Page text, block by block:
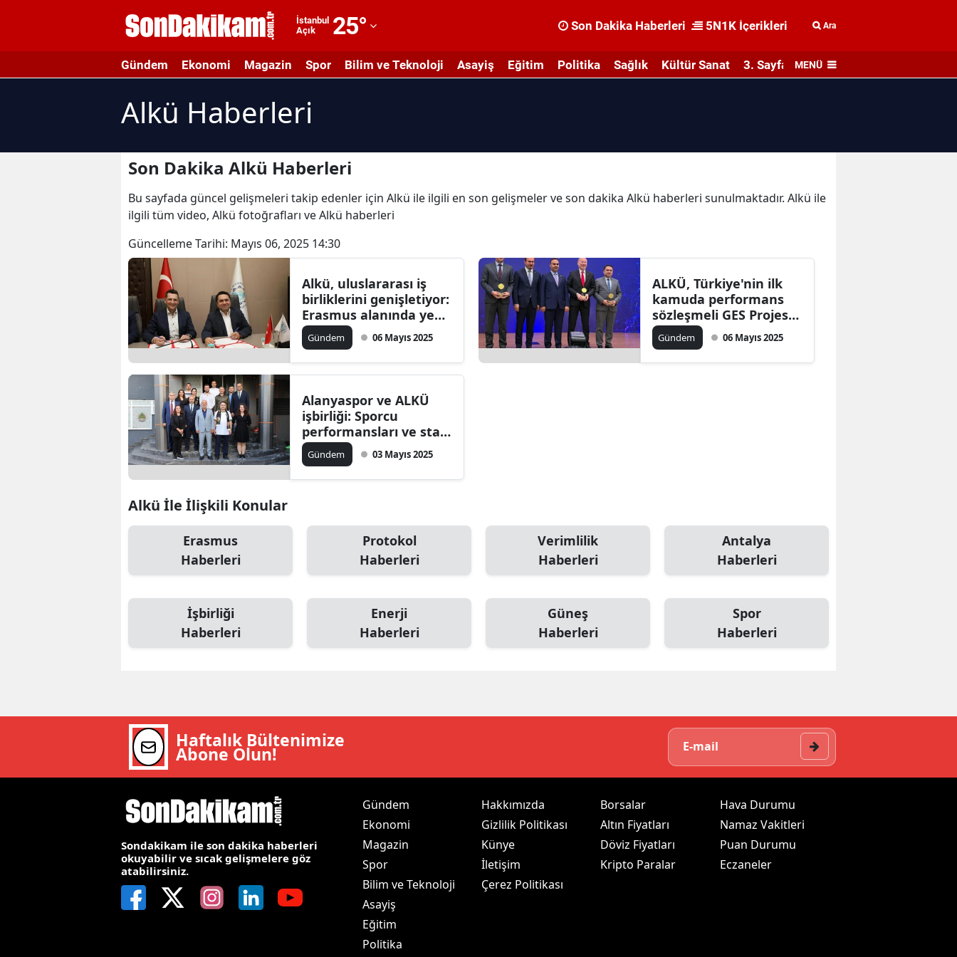
İstanbul
Açık
25°
Adıyaman
Afyonkarahisar
Amasya
Antalya
Artvin
Aydın
Balıkesir
Bilecik
Bingöl
Bitlis
Bolu
Burdur
Bursa
Denizli
Erzincan
Erzurum
Gümüşhane
Son Dakika Haberleri 5N1K İçerikleri Ara
Gündem Ekonomi Magazin Spor Bilim ve Teknoloji Asayiş Eğitim Politika Sağlık Kültür Sanat 3. Sayfa MENÜ
Alkü Haberleri
Son Dakika Alkü Haberleri
Bu sayfada güncel gelişmeleri takip edenler için Alkü ile ilgili en son gelişmeler ve son dakika Alkü haberleri sunulmaktadır. Alkü ile
ilgili tüm video, Alkü fotoğrafları ve Alkü haberleri
Güncelleme Tarihi: Mayıs 06, 2025 14:30
Alkü, uluslararası iş
birliklerini genişletiyor:
Erasmus alanında yeni
protokol imzalandı
Gündem 06 Mayıs 2025
ALKÜ, Türkiye'nin ilk
kamuda performans
sözleşmeli GES Projesi
ile üçüncülük ödülü
kazandı
Gündem 06 Mayıs 2025
Alanyaspor ve ALKÜ
işbirliği: Sporcu
performansları ve staj
imkanları detayları
Gündem 03 Mayıs 2025
Alkü İle İlişkili Konular
Erasmus
Haberleri
Protokol
Haberleri
Verimlilik
Haberleri
Antalya
Haberleri
İşbirliği
Haberleri
Enerji
Haberleri
Güneş
Haberleri
Spor
Haberleri
Haftalık Bültenimize
Abone Olun!
Sondakikam ile son dakika haberleri
okuyabilir ve sıcak gelişmelere göz
atabilirsiniz.
Gündem
Ekonomi
Magazin
Spor
Bilim ve Teknoloji
Asayiş
Eğitim
Politika
Hakkımızda
Gizlilik Politikası
Künye
İletişim
Çerez Politikası
Borsalar
Altın Fiyatları
Döviz Fiyatları
Kripto Paralar
Hava Durumu
Namaz Vakitleri
Puan Durumu
Eczaneler